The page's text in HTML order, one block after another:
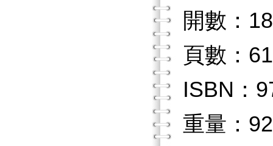
開數：18
頁數：
ISBN：
重量：